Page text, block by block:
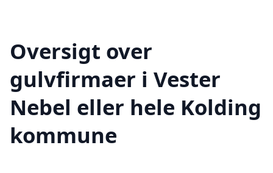
Oversigt over
gulvfirmaer i Vester
Nebel eller hele Kolding
kommune